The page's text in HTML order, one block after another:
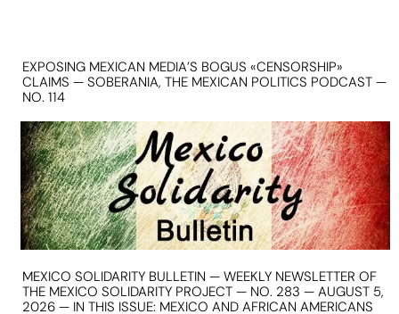
EXPOSING MEXICAN MEDIA’S BOGUS «CENSORSHIP»
CLAIMS — SOBERANIA, THE MEXICAN POLITICS PODCAST —
NO. 114
MEXICO SOLIDARITY BULLETIN — WEEKLY NEWSLETTER OF
THE MEXICO SOLIDARITY PROJECT — NO. 283 — AUGUST 5,
2026 — IN THIS ISSUE: MEXICO AND AFRICAN AMERICANS